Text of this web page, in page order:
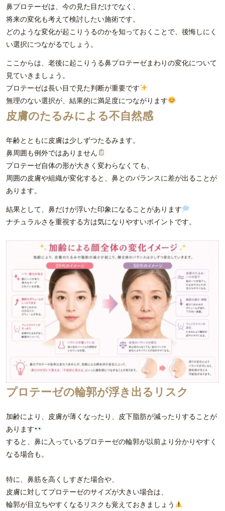
鼻プロテーゼは、今の見た目だけでなく、
将来の変化も考えて検討したい施術です。
どのような変化が起こりうるのかを知っておくことで、後悔しにく
い選択につながるでしょう。
ここからは、老後に起こりうる鼻プロテーゼまわりの変化について
見ていきましょう。
プロテーゼは長い目で見た判断が重要です
無理のない選択が、結果的に満足度につながります
皮膚のたるみによる不自然感
年齢とともに皮膚は少しずつたるみます。
鼻周囲も例外ではありません
プロテーゼ自体の形が大きく変わらなくても、
周囲の皮膚や組織が変化すると、鼻とのバランスに差が出ることが
あります。
結果として、鼻だけが浮いた印象になることがあります
ナチュラルさを重視する方は気になりやすいポイントです。
プロテーゼの輪郭が浮き出るリスク
加齢により、皮膚が薄くなったり、皮下脂肪が減ったりすることが
あります
すると、鼻に入っているプロテーゼの輪郭が以前より分かりやすく
なる場合も。
特に、鼻筋を高くしすぎた場合や、
皮膚に対してプロテーゼのサイズが大きい場合は、
輪郭が目立ちやすくなるリスクも覚えておきましょう